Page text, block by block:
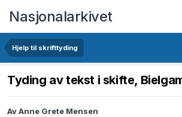
Nasjonalarkivet
Hjelp til skrifttyding
Tyding av tekst i skifte,
Av Anne Grete Mensen